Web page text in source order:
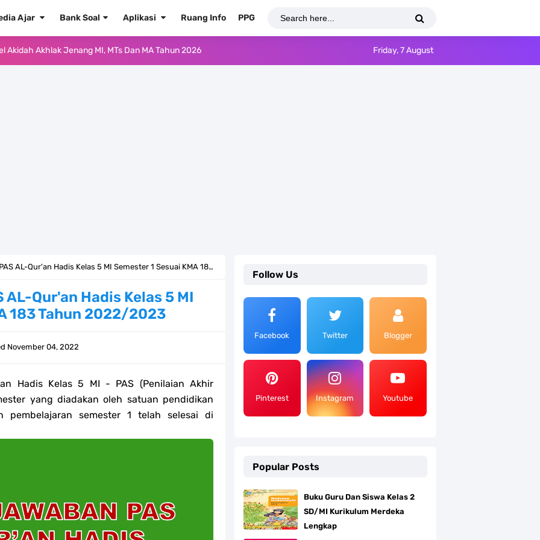
Ajar Bank Soal Aplikasi Ruang Info PPG
Hadis Semua Jenjang Tahun 2026
2 Kurikulum Merdeka Tahun 2026
Untuk Guru Madrasah
Merdeka Tahun 2026
2 Kurikulum Merdeka Tahun 2026
2026 Lengkap
2026
Friday, 7 August
Qur'an Hadis Kelas 5 MI Semester 1 Sesuai KMA 183 Tahun 2022/2023
AL-Qur'an Hadis Kelas 5 MI
183 Tahun 2022/2023
November 04, 2022
Hadis Kelas 5 MI - PAS (Penilaian Akhir
yang diadakan oleh satuan pendidikan
pembelajaran semester 1 telah selesai di
Follow Us
Facebook Twitter Blogger
Pinterest Instagram Youtube
Popular Posts
Buku Guru Dan Siswa Kelas 2
SD/MI Kurikulum Merdeka
Lengkap